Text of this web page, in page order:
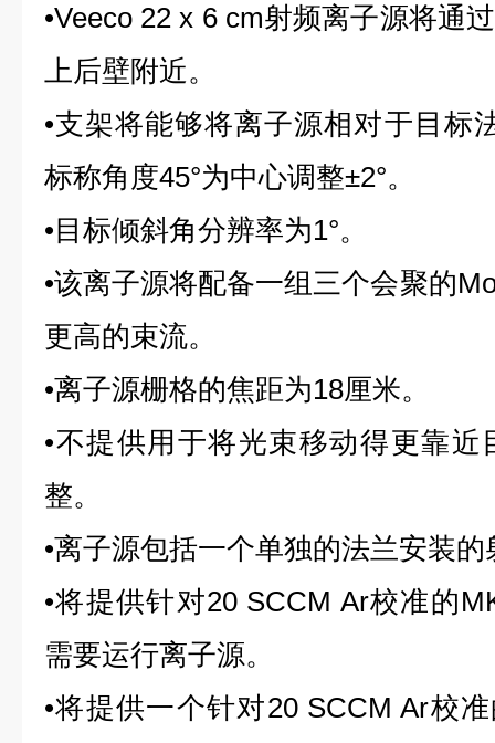
•Veeco 22 x 6 cm射频离子源将通
上后壁附近。
•支架将能够将离子源相对于目标
标称角度45°为中心调整±2°。
•目标倾斜角分辨率为1°。
•该离子源将配备一组三个会聚的
更高的束流。
•离子源栅格的焦距为18厘米。
•不提供用于将光束移动得更靠
整。
•离子源包括一个单独的法兰安装
•将提供针对20 SCCM Ar校准的
需要运行离子源。
•将提供一个针对20 SCCM Ar校